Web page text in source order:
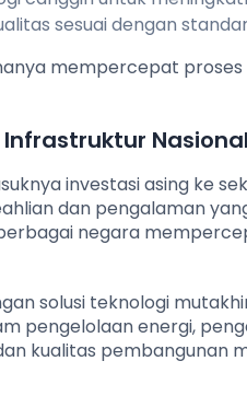
sesuai dengan
mempercepat
Nasional
investasi asing ke
dan pengalaman
negara
solusi teknologi
pengelolaan energi,
kualitas